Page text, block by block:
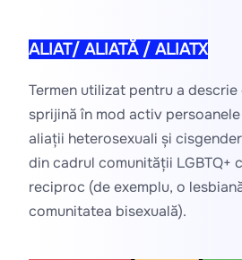
ALIAT/ ALIATĂ / ALIATX
Termen utilizat pentru a
sprijină în mod activ persoanele
aliații heterosexuali și
din cadrul comunității LGBTQ+
reciproc (de exemplu, o
comunitatea bisexuală).